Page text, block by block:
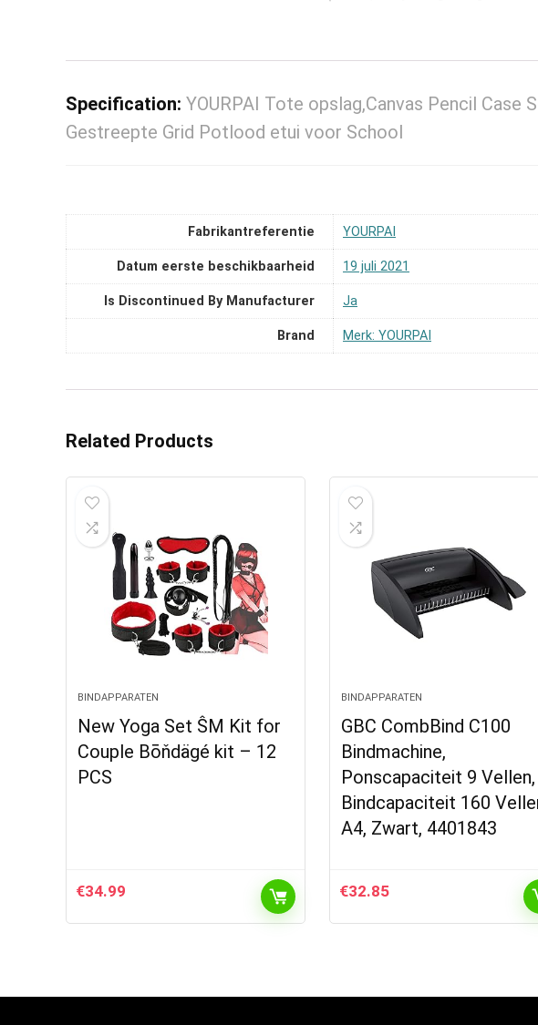
Specification: YOURPAI Tote opslag,Canvas Pencil Case
Gestreepte Grid Potlood etui voor School
Fabrikantreferentie YOURPAI
Datum eerste beschikbaarheid 19 juli 2021
Is Discontinued By Manufacturer Ja
Brand Merk: YOURPAI
Related Products
BINDAPPARATEN
New Yoga Set ŜM Kit for
Couple Bōňdägé kit – 12
PCS
€34.99
BINDAPPARATEN
GBC CombBind C100
Bindmachine,
Ponscapaciteit 9 Vellen,
Bindcapaciteit 160
A4, Zwart, 4401843
€32.85